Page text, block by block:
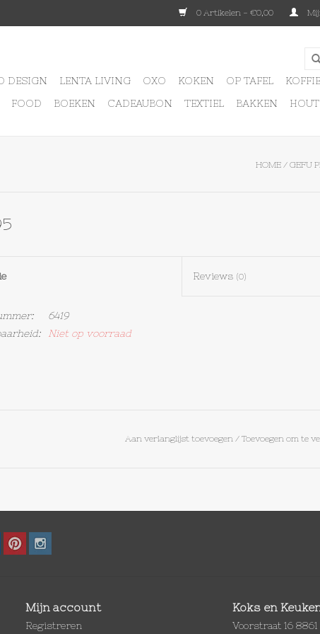
0 Artikelen - €0,00
DESIGN LENTA LIVING OXO KOKEN OP TAFEL
FOOD BOEKEN CADEAUBON TEXTIEL BAKKEN HOUT
HOME / GEFU
Reviews (0)
6419
Niet op voorraad
Aan verlanglijst toevoegen/ Toevoegen om te
Mijn account
Registreren
Koks en
Voorstraat 16